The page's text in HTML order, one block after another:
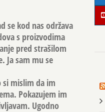
se kod nas održava
s proizvodima
pred strašilom
Ja sam mu se
si mislim da im
Pokazujem im
Ugodno